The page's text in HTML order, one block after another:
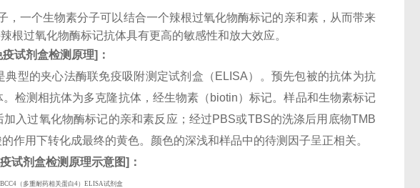
，一个生物素分子可以结合一个辣根过氧化物酶标记的亲和素，从而带来
根过氧化物酶标记抗体具有更高的敏感性和放大效应。
疫试剂盒检测原理] ：
型的夹心法酶联免疫吸附测定试剂盒（ELISA）。预先包被的抗体为抗
检测相抗体为多克隆抗体，经生物素（biotin）标记。样品和生物素标记
入过氧化物酶标记的亲和素反应；经过PBS或TBS的洗涤后用底物TMB
作用下转化成最终的黄色。颜色的深浅和样品中的待测因子呈正相关。
试剂盒检测原理示意图] ：